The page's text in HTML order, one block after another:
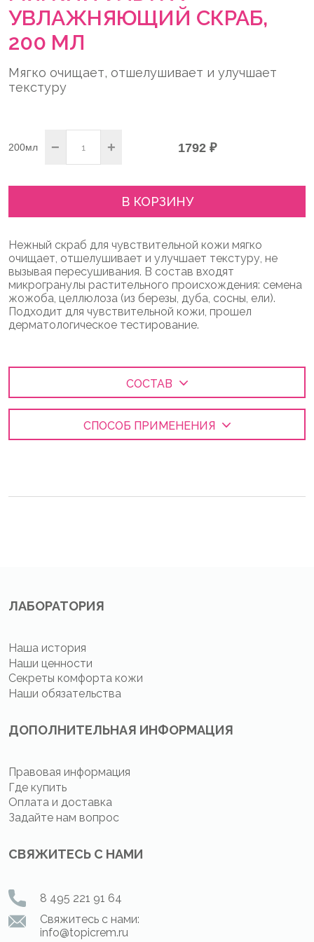
УВЛАЖНЯЮЩИЙ СКРАБ,
200 МЛ
Мягко очищает, отшелушивает и улучшает
текстуру
200мл − + 1792 ₽
В КОРЗИНУ
Нежный скраб для чувствительной кожи мягко
очищает, отшелушивает и улучшает текстуру, не
вызывая пересушивания. В состав входят
микрогранулы растительного происхождения: семена
жожоба, целлюлоза (из березы, дуба, сосны, ели).
Подходит для чувствительной кожи, прошел
дерматологическое тестирование.
СОСТАВ
СПОСОБ ПРИМЕНЕНИЯ
ЛАБОРАТОРИЯ
Наша история
Наши ценности
Секреты комфорта кожи
Наши обязательства
ДОПОЛНИТЕЛЬНАЯ ИНФОРМАЦИЯ
Правовая информация
Где купить
Оплата и доставка
Задайте нам вопрос
СВЯЖИТЕСЬ С НАМИ
8 495 221 91 64
Свяжитесь с нами:
info@topicrem.ru